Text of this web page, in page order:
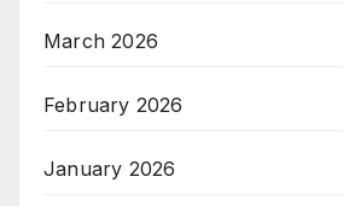
March 2026
February 2026
January 2026